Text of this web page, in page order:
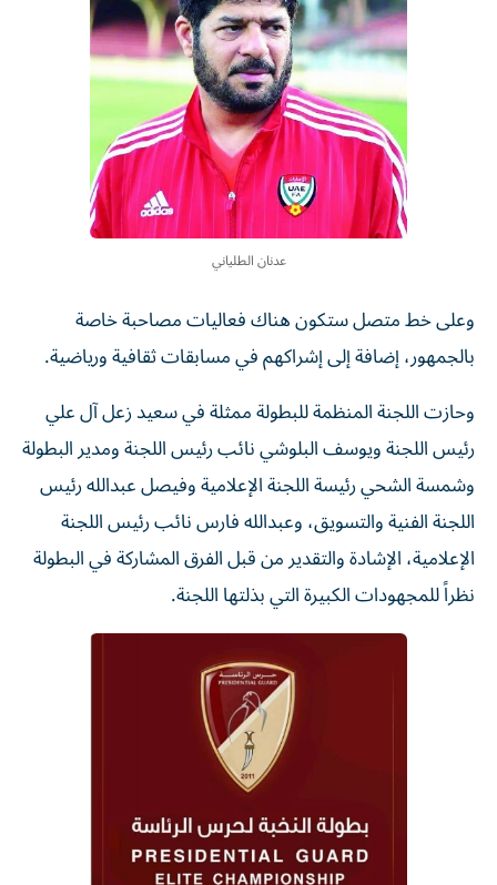
عدنان الطلياني
وعلى خط متصل ستكون هناك فعاليات مصاحبة خاصة
بالجمهور، إضافة إلى إشراكهم في مسابقات ثقافية ورياضية.
وحازت اللجنة المنظمة للبطولة ممثلة في سعيد زعل آل علي
رئيس اللجنة ويوسف البلوشي نائب رئيس اللجنة ومدير البطولة
وشمسة الشحي رئيسة اللجنة الإعلامية وفيصل عبدالله رئيس
اللجنة الفنية والتسويق، وعبدالله فارس نائب رئيس اللجنة
الإعلامية، الإشادة والتقدير من قبل الفرق المشاركة في البطولة
نظراً للمجهودات الكبيرة التي بذلتها اللجنة.